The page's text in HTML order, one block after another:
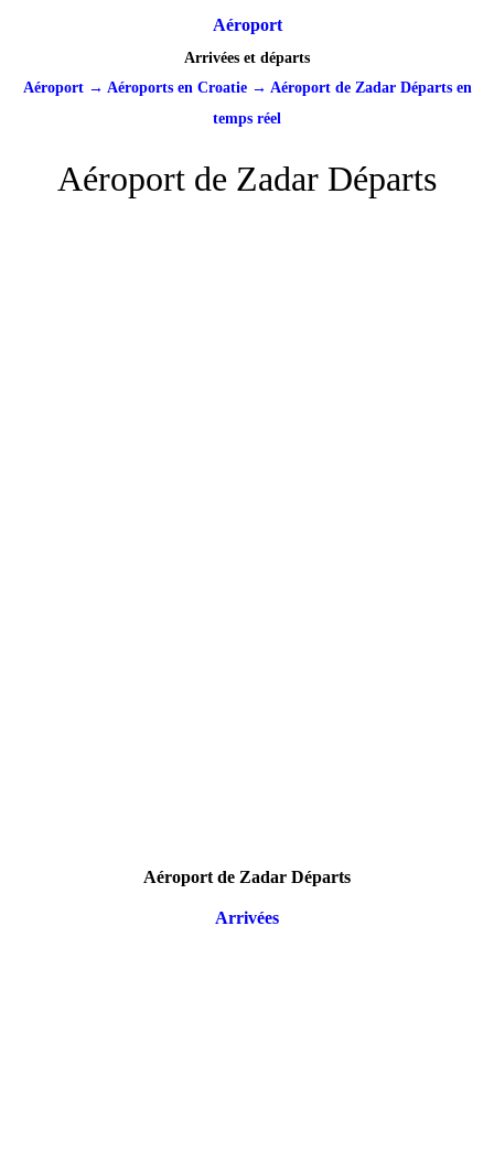
Aéroport
Arrivées et départs
Aéroport→ Aéroports en Croatie→ Aéroport de Zadar Départs en
temps réel
Aéroport de Zadar Départs
Aéroport de Zadar Départs
Arrivées